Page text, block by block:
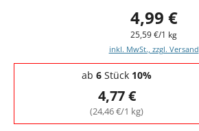
4,99 €
25,59 €/1 kg
inkl. MwSt., zzgl. Versand
Staffelpreise - Mengenrabatt
ab 6 Stück 10%
4,77 €
(24,46 €/1 kg)